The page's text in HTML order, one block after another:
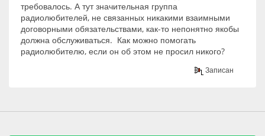
требовалось. А тут значительная группа
радиолюбителей, не связанных никакими взаимными
договорными обязательствами, как-то непонятно якобы
должна обслуживаться. Как можно помогать
радиолюбителю, если он об этом не просил никого?
Записан